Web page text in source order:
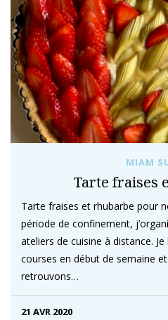
MIAM
Tarte fraises
Tarte fraises et rhubarbe pour
période de confinement,
ateliers de cuisine à distance.
courses en début de semaine
retrouvons…
21 AVR 2020